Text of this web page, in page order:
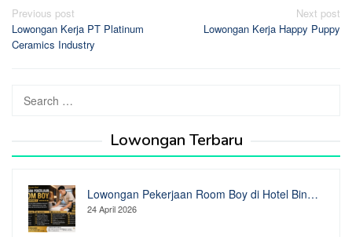
Post
navigation
Previous post
Lowongan Kerja PT Platinum
Ceramics Industry
Next post
Lowongan Kerja Happy Puppy
for:
Lowongan Terbaru
Lowongan Pekerjaan Room Boy di Hotel Bin…
24 April 2026